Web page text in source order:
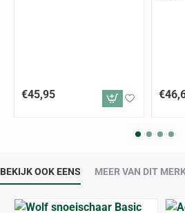
€45,95
BEKIJK OOK EENS MEER VAN DIT